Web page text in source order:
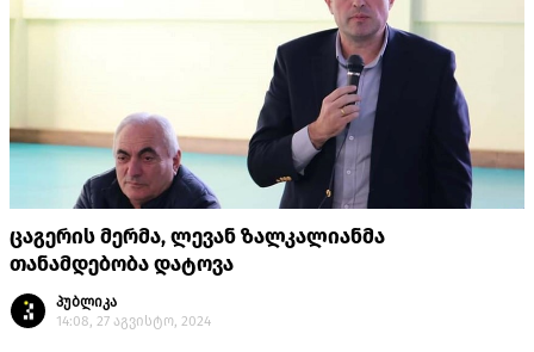
ცაგერის მერმა, ლევან ზალკალიანმა
თანამდებობა დატოვა
პუბლიკა
14:08, 27 აგვისტო, 2024